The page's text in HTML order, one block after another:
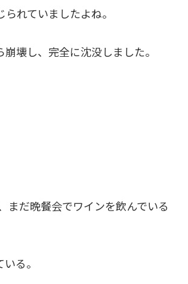
れていましたよね。
壊し、完全に沈没しました。
まだ晩餐会でワインを飲んでいる
る。